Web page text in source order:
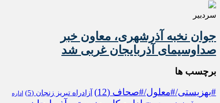
سردبیر
جوان نخبه آذرشهری، معاون خبر
صداوسیمای آذربایجان غربی شد
برچسب ها
#بهزیستی/#معلول/#صحاف (12) آزادراه تبریز زنجان (5)
اداره